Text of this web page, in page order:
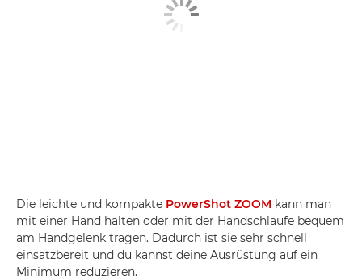
Die leichte und kompakte PowerShot ZOOM kann man
mit einer Hand halten oder mit der Handschlaufe bequem
am Handgelenk tragen. Dadurch ist sie sehr schnell
einsatzbereit und du kannst deine Ausrüstung auf ein
Minimum reduzieren.